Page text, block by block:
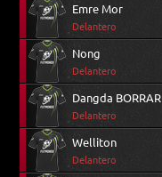
Emre Mor
Delantero
Nong
Delantero
Dangda BORRAR
Delantero
Welliton
Delantero